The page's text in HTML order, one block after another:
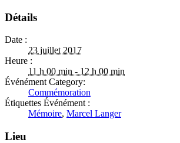
Détails
Date :
23 juillet 2017
Heure :
11 h 00 min - 12 h 00 min
Événément Category:
Commémoration
Étiquettes Événément :
Mémoire, Marcel Langer
Lieu